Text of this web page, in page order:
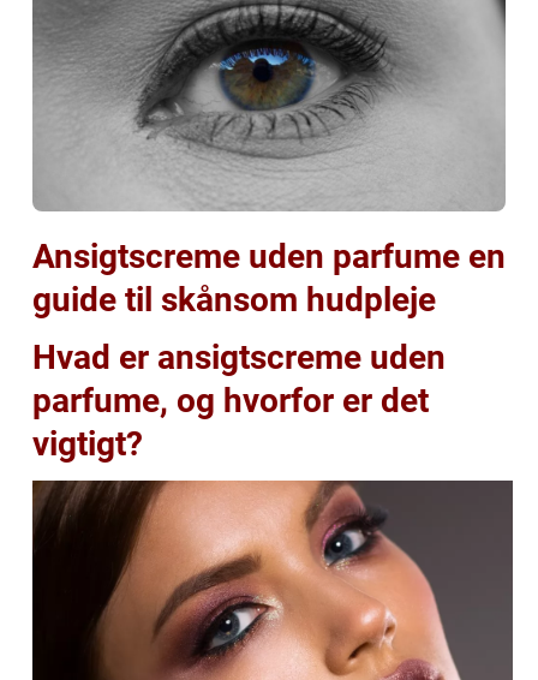
Ansigtscreme uden parfume en
guide til skånsom hudpleje
Hvad er ansigtscreme uden
parfume, og hvorfor er det
vigtigt?